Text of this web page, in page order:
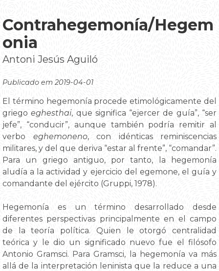
Contrahegemonía/Hegem
onia
Antoni Jesús Aguiló
Publicado em 2019-04-01
El término hegemonía procede etimológicamente del
griegoeghesthai, que significa “ejercer de guía”, “ser
jefe”, “conducir”, aunque también podría remitir al
verbo eghemoneno, con idénticas reminiscencias
militares, y del que deriva “estar al frente”, “comandar”.
Para un griego antiguo, por tanto, la hegemonía
aludía a la actividad y ejercicio del egemone, el guía y
comandante del ejército (Gruppi, 1978).
Hegemonía es un término desarrollado desde
diferentes perspectivas principalmente en el campo
de la teoría política. Quien le otorgó centralidad
teórica y le dio un significado nuevo fue el filósofo
Antonio Gramsci. Para Gramsci, la hegemonía va más
allá de la interpretación leninista que la reduce a una